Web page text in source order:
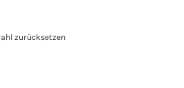
zurücksetzen